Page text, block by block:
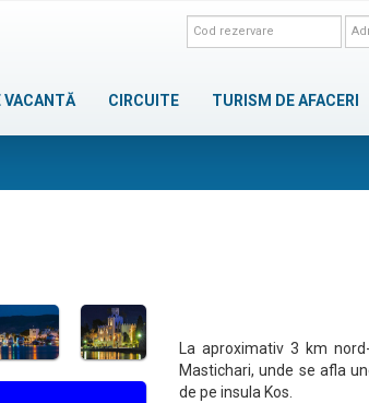
VACANTĂ CIRCUITE TURISM DE AFACERI
La aproximativ 3 km
Mastichari, unde se afla
de pe insula Kos.